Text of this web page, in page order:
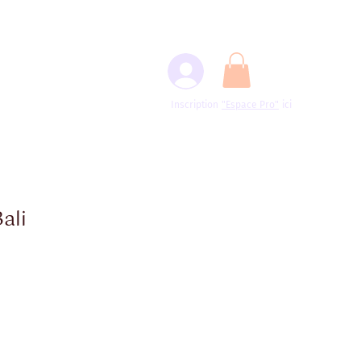
Inscription "Espace Pro" ici